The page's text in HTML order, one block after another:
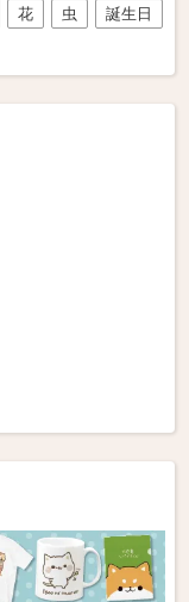
花 虫
誕生日